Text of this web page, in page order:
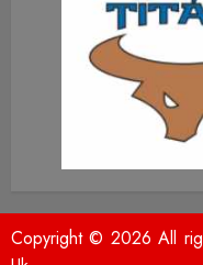
Copyright © 2026 All